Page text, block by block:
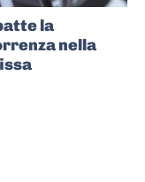
la
nella